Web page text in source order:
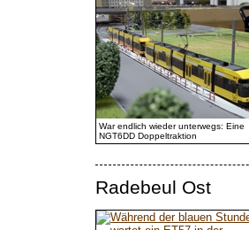
War endlich wieder unterwegs: Eine
NGT6DD Doppeltraktion
Radebeul Ost